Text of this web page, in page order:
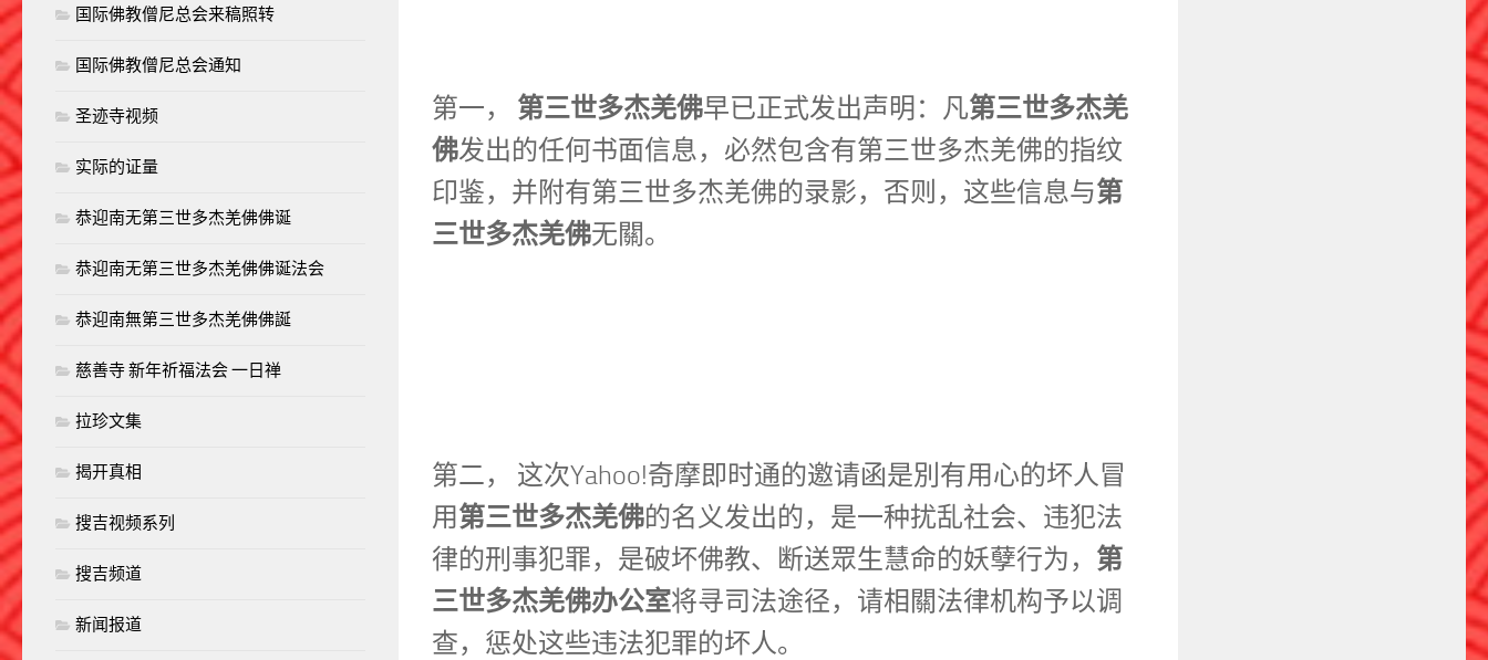
第一， 第三世多杰羌佛早已正式发出声明：凡第三世多杰羌
佛发出的任何书面信息，必然包含有第三世多杰羌佛的指纹
印鉴，并附有第三世多杰羌佛的录影，否则，这些信息与第
三世多杰羌佛无關。
第二， 这次Yahoo!奇摩即时通的邀请函是別有用心的坏人冒
用第三世多杰羌佛的名义发出的，是一种扰乱社会、违犯法
律的刑事犯罪，是破坏佛教、断送眾生慧命的妖孽行为， 第
三世多杰羌佛办公室将寻司法途径，请相關法律机构予以调
查，惩处这些违法犯罪的坏人。
国际佛教僧尼总会来稿照转
国际佛教僧尼总会通知
圣迹寺视频
实际的证量
恭迎南无第三世多杰羌佛佛诞
恭迎南无第三世多杰羌佛佛诞法会
恭迎南無第三世多杰羌佛佛誕
慈善寺 新年祈福法会 一日禅
拉珍文集
揭开真相
搜吉视频系列
搜吉频道
新闻报道